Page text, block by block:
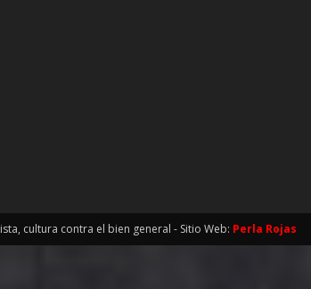
cultura contra el bien general - Sitio Web: Perla Rojas